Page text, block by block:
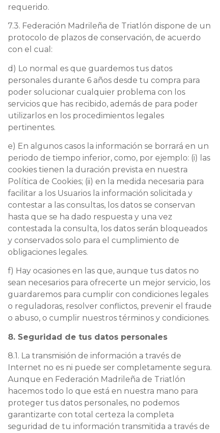
requerido.
7.3. Federación Madrileña de Triatlón dispone de un
protocolo de plazos de conservación, de acuerdo
con el cual:
d) Lo normal es que guardemos tus datos
personales durante 6 años desde tu compra para
poder solucionar cualquier problema con los
servicios que has recibido, además de para poder
utilizarlos en los procedimientos legales
pertinentes.
e) En algunos casos la información se borrará en un
periodo de tiempo inferior, como, por ejemplo: (i) las
cookies tienen la duración prevista en nuestra
Política de Cookies; (ii) en la medida necesaria para
facilitar a los Usuarios la información solicitada y
contestar a las consultas, los datos se conservan
hasta que se ha dado respuesta y una vez
contestada la consulta, los datos serán bloqueados
y conservados solo para el cumplimiento de
obligaciones legales.
f) Hay ocasiones en las que, aunque tus datos no
sean necesarios para ofrecerte un mejor servicio, los
guardaremos para cumplir con condiciones legales
o reguladoras, resolver conflictos, prevenir el fraude
o abuso, o cumplir nuestros términos y condiciones.
8. Seguridad de tus datos personales
8.1. La transmisión de información a través de
Internet no es ni puede ser completamente segura.
Aunque en Federación Madrileña de Triatlón
hacemos todo lo que está en nuestra mano para
proteger tus datos personales, no podemos
garantizarte con total certeza la completa
seguridad de tu información transmitida a través de